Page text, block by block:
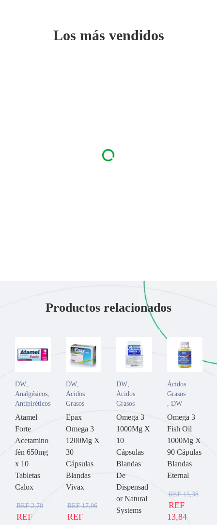
Los más vendidos
Productos relacionados
DW,
Analgésicos,
Antipiréticos
Atamel
Forte
Acetamino
fén 650mg
x 10
Tabletas
Calox
REF2,70
REF
DW,
Ácidos
Grasos
Epax
Omega 3
1200Mg X
30
Cápsulas
Blandas
Vivax
REF17,06
REF
DW,
Ácidos
Grasos
Omega 3
1000Mg X
10
Cápsulas
Blandas
De
Dispensad
or Natural
Systems
Ácidos
Grasos
, DW
Omega 3
Fish Oil
1000Mg X
90 Cápulas
Blandas
Eternal
REF15,38
REF
13,84